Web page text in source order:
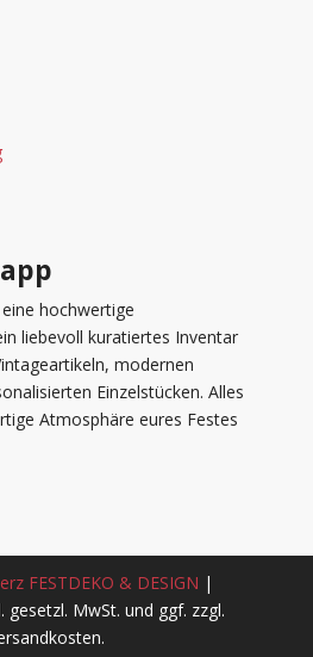
hochwertige
liebevoll kuratiertes Inventar
modernen
Einzelstücken. Alles
Atmosphäre eures Festes
FESTDEKO & DESIGN |
gesetzl. MwSt. und ggf. zzgl.